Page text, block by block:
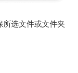
选文件或文件夹